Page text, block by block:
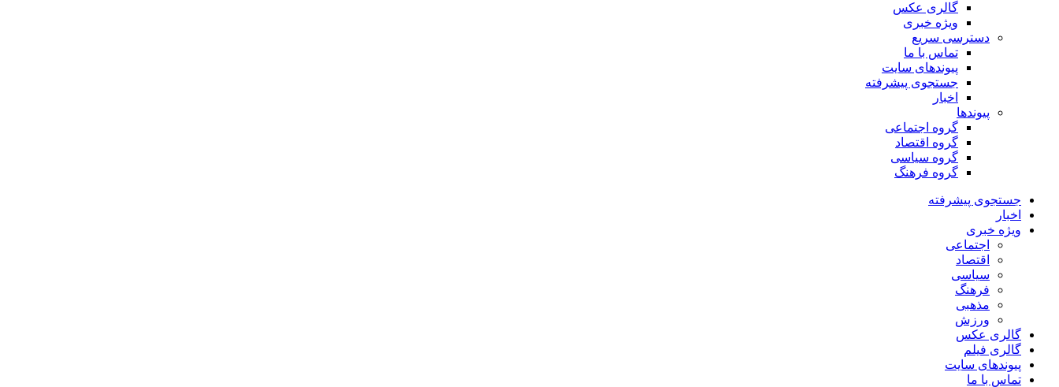
گالری عکس
ویژه خبری
دسترسی سریع
تماس با ما
پیوندهای سایت
جستجوی پیشرفته
اخبار
پیوندها
گروه اجتماعی
گروه اقتصاد
گروه سیاسی
گروه فرهنگ
جستجوی پیشرفته
اخبار
ویژه خبری
اجتماعی
اقتصاد
سیاسی
فرهنگ
مذهبی
ورزش
گالری عکس
گالری فیلم
پیوندهای سایت
تماس با ما